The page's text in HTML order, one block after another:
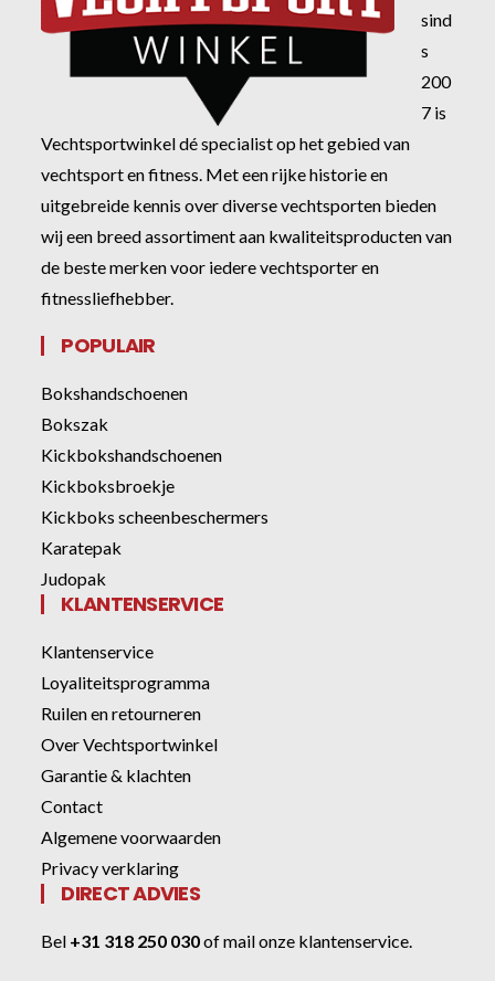
sind
s
200
7 is
Vechtsportwinkel dé specialist op het gebied van
vechtsport en fitness. Met een rijke historie en
uitgebreide kennis over diverse vechtsporten bieden
wij een breed assortiment aan kwaliteitsproducten van
de beste merken voor iedere vechtsporter en
fitnessliefhebber.
POPULAIR
Bokshandschoenen
Bokszak
Kickbokshandschoenen
Kickboksbroekje
Kickboks scheenbeschermers
Karatepak
Judopak
KLANTENSERVICE
Klantenservice
Loyaliteitsprogramma
Ruilen en retourneren
Over Vechtsportwinkel
Garantie & klachten
Contact
Algemene voorwaarden
Privacy verklaring
DIRECT ADVIES
Bel +31 318 250 030ofmail onze klantenservice